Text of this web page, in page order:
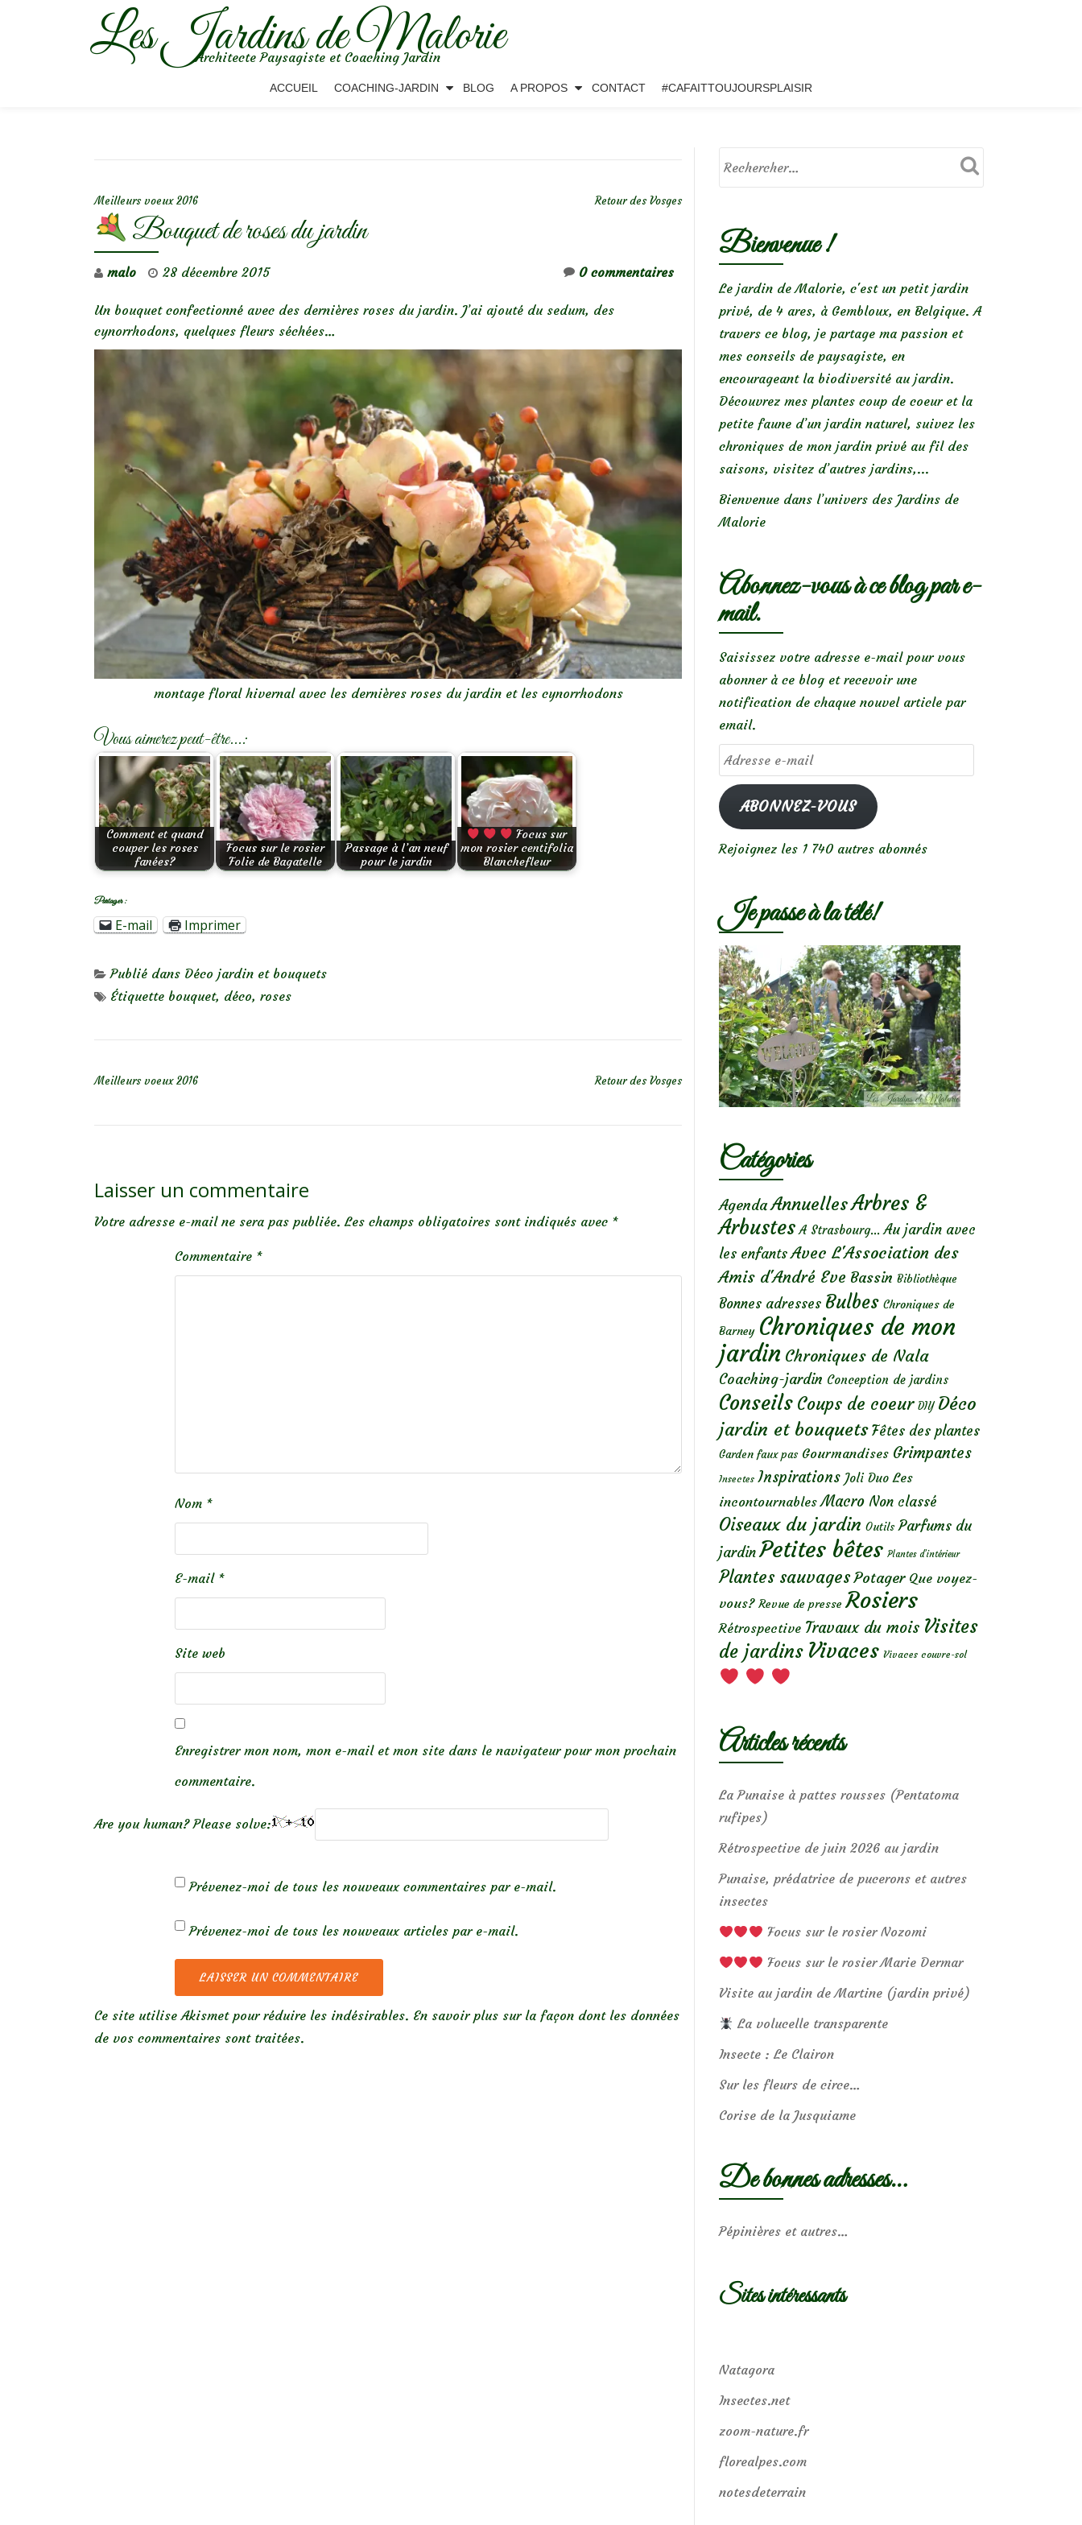
Les Jardins de Malorie
Architecte Paysagiste et Coaching Jardin
ACCUEIL COACHING-JARDIN BLOG A PROPOS CONTACT #CAFAITTOUJOURSPLAISIR
Meilleurs voeux 2016 Retour des Vosges
Bouquet de roses du jardin
malo 28 décembre 2015 0 commentaires
Un bouquet confectionné avec des dernières roses du jardin. J’ai ajouté du sedum, des
cynorrhodons, quelques fleurs séchées…
montage floral hivernal avec les dernières roses du jardin et les cynorrhodons
Vous aimerez peut-être...:
Comment et quand
couper les roses
fanées?
Focus sur le rosier
Folie de Bagatelle
Passage à l’an neuf
pour le jardin
Focus sur
mon rosier centifolia
Blanchefleur
Partager :
E-mail Imprimer
Publié dans Déco jardin et bouquets
Étiquette bouquet, déco, roses
Meilleurs voeux 2016 Retour des Vosges
Laisser un commentaire
Votre adresse e-mail ne sera pas publiée. Les champs obligatoires sont indiqués avec *
Commentaire *
Nom *
E-mail *
Site web
Enregistrer mon nom, mon e-mail et mon site dans le navigateur pour mon prochain
commentaire.
Are you human? Please solve:
Prévenez-moi de tous les nouveaux commentaires par e-mail.
Prévenez-moi de tous les nouveaux articles par e-mail.
Ce site utilise Akismet pour réduire les indésirables. En savoir plus sur la façon dont les données
de vos commentaires sont traitées.
Bienvenue !
Le jardin de Malorie, c'est un petit jardin
privé, de 4 ares, à Gembloux, en Belgique. A
travers ce blog, je partage ma passion et
mes conseils de paysagiste, en
encourageant la biodiversité au jardin.
Découvrez mes plantes coup de coeur et la
petite faune d’un jardin naturel, suivez les
chroniques de mon jardin privé au fil des
saisons, visitez d’autres jardins,...
Bienvenue dans l’univers des Jardins de
Malorie
Abonnez-vous à ce blog par e-
mail.
Saisissez votre adresse e-mail pour vous
abonner à ce blog et recevoir une
notification de chaque nouvel article par
email.
Adresse
e-
mailABONNEZ-VOUS
Rejoignez les 1 740 autres abonnés
Je passe à la télé!
Catégories
Agenda AnnuellesArbres &
Arbustes A Strasbourg... Au jardin avec
les enfants Avec L'Association des
Amis d'André Eve Bassin Bibliothèque
Bonnes adresses Bulbes Chroniques de
Barney Chroniques de mon
jardin Chroniques de Nala
Coaching-jardin Conception de jardins
Conseils Coups de coeur DIY Déco
jardin et bouquets Fêtes des plantes
Garden faux pas Gourmandises Grimpantes
Insectes Inspirations Joli Duo Les
incontournables Macro Non classé
Oiseaux du jardin Outils Parfums du
jardin Petites bêtes Plantes d’intérieur
Plantes sauvages Potager Que voyez-
vous? Revue de presse Rosiers
Rétrospective Travaux du mois Visites
de jardins Vivaces Vivaces couvre-sol
Articles récents
La Punaise à pattes rousses (Pentatoma
rufipes)
Rétrospective de juin 2026 au jardin
Punaise, prédatrice de pucerons et autres
insectes
Focus sur le rosier Nozomi
Focus sur le rosier Marie Dermar
Visite au jardin de Martine (jardin privé)
La volucelle transparente
Insecte : Le Clairon
Sur les fleurs de circe…
Corise de la Jusquiame
De bonnes adresses…
Pépinières et autres…
Sites intéressants
Natagora
Insectes.net
zoom-nature.fr
florealpes.com
notesdeterrain